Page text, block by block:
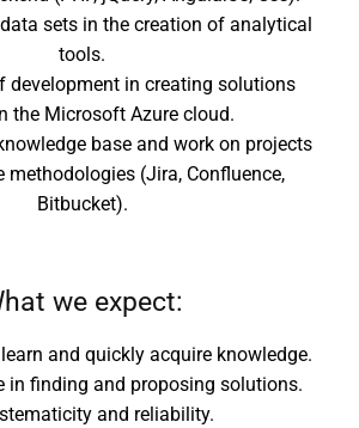
sets in the creation of analytical
tools.
development in creating solutions
the Microsoft Azure cloud.
base and work on projects
methodologies (Jira, Confluence,
Bitbucket).
we expect:
and quickly acquire knowledge.
in finding and proposing solutions.
and reliability.